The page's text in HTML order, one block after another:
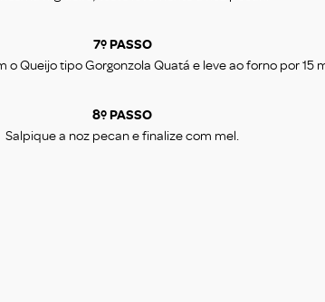
7º PASSO
o Queijo tipo Gorgonzola Quatá e leve ao forno por 15
8º PASSO
Salpique a noz pecan e finalize com mel.